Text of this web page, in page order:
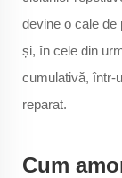
devine o cale de
și, în cele din
cumulativă, într-
reparat.
Cum